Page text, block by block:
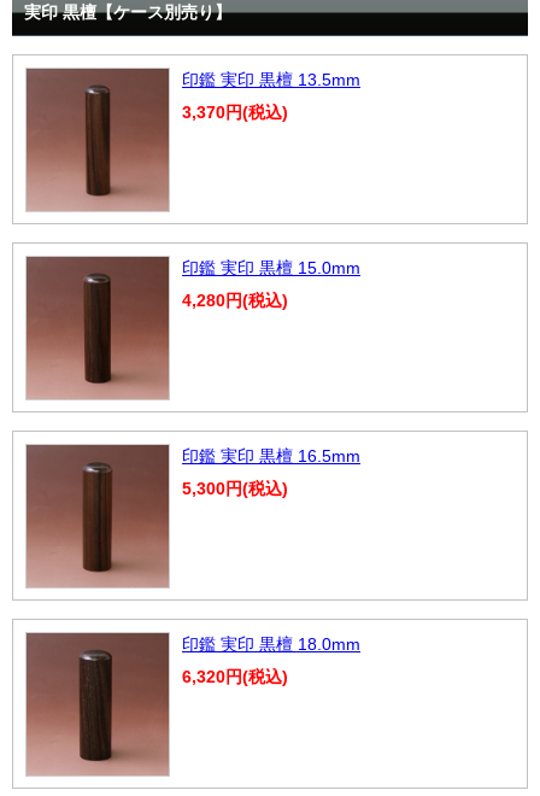
実印 黒檀【ケース別売り】
印鑑 実印 黒檀 13.5mm
3,370円(税込)
印鑑 実印 黒檀 15.0mm
4,280円(税込)
印鑑 実印 黒檀 16.5mm
5,300円(税込)
印鑑 実印 黒檀 18.0mm
6,320円(税込)